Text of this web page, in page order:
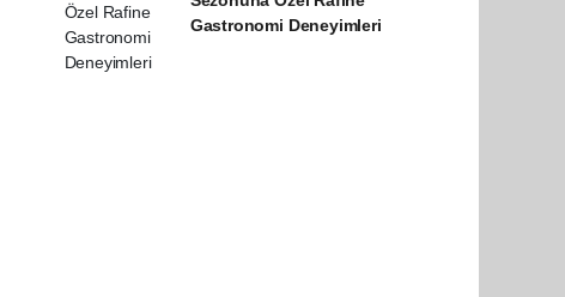
Gastronomi Deneyimleri